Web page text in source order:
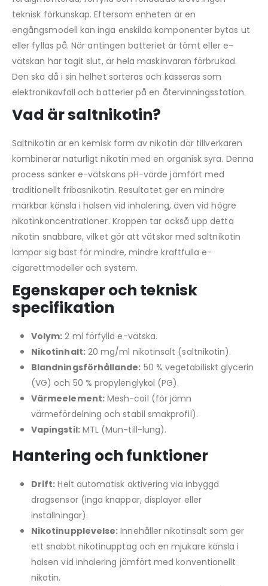
teknisk förkunskap. Eftersom enheten är en
engångsmodell kan inga enskilda komponenter bytas ut
eller fyllas på. När antingen batteriet är tömt eller e-
vätskan har tagit slut, är hela maskinvaran förbrukad.
Den ska då i sin helhet sorteras och kasseras som
elektronikavfall och batterier på en återvinningsstation.
Vad är saltnikotin?
Saltnikotin är en kemisk form av nikotin där tillverkaren
kombinerar naturligt nikotin med en organisk syra. Denna
process sänker e-vätskans pH-värde jämfört med
traditionellt fribasnikotin. Resultatet ger en mindre
märkbar känsla i halsen vid inhalering, även vid högre
nikotinkoncentrationer. Kroppen tar också upp detta
nikotin snabbare, vilket gör att vätskor med saltnikotin
lämpar sig bäst för mindre, mindre kraftfulla e-
cigarettmodeller och system.
Egenskaper och teknisk
specifikation
Volym: 2 ml förfylld e-vätska.
Nikotinhalt:20 mg/ml nikotinsalt (saltnikotin).
Blandningsförhållande: 50 % vegetabiliskt glycerin
(VG) och 50 % propylenglykol (PG).
Värmeelement:Mesh-coil (för jämn
värmefördelning och stabil smakprofil).
Vapingstil:MTL (Mun-till-lung).
Hantering och funktioner
Drift: Helt automatisk aktivering via inbyggd
dragsensor (inga knappar, displayer eller
inställningar).
Nikotinupplevelse: Innehåller nikotinsalt som ger
ett snabbt nikotinupptag och en mjukare känsla i
halsen vid inhalering jämfört med konventionellt
nikotin.